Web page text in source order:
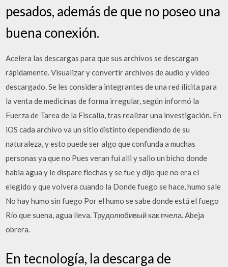
pesados, además de que no poseo una
buena conexión.
Acelera las descargas para que sus archivos se descargan
rápidamente. Visualizar y convertir archivos de audio y video
descargado. Se les considera integrantes de una red ilícita para
la venta de medicinas de forma irregular, según informó la
Fuerza de Tarea de la Fiscalía, tras realizar una investigación. En
iOS cada archivo va un sitio distinto dependiendo de su
naturaleza, y esto puede ser algo que confunda a muchas
personas ya que no Pues veran fui alli y salio un bicho donde
habia agua y le dispare flechas y se fue y dijo que no era el
elegido y que volvera cuando la Donde fuego se hace, humo sale
No hay humo sin fuego Por el humo se sabe donde está el fuego
Río que suena, agua lleva. Трудолюбивый как пчела. Abeja
obrera.
En tecnología, la descarga de